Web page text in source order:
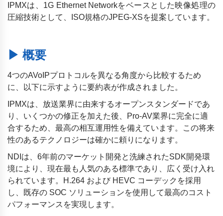
IPMXは、1G Ethernet Networkをベースとした映像処理の
圧縮技術として、ISO規格のJPEG-XSを提案しています。
▶ 概要
4つのAVoIPプロトコルを異なる角度から比較するため
に、以下に示すように要約表が作成されました。
IPMXは、放送業界に由来するオープンスタンダードであ
り、いくつかの修正を加えた後、Pro-AV業界に完全に適
合するため、最高の相互運用性を備えています。この将来
性のあるテクノロジーは確かに頼りになります。
NDIは、6年前のマーケット開発と洗練されたSDK開発環
境により、現在最も人気のある標準であり、広く受け入れ
られています。H.264 および HEVC コーデックを採用
し、既存の SOC ソリューションを使用して最高のコスト
パフォーマンスを実現します。